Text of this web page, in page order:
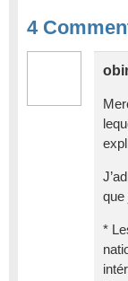
4
que
*